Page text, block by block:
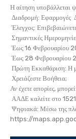
Η αίτηση υποβάλλεται ψηφιακά με
Διαδρομή: Εφαρμογές
Έλεγχος:
Σημαντικές
Έως 16 Φεβρουαρίου
Έως 28 Φεβρουαρίου
Πρώτη Εκκαθάριση: Η
Χρειάζεστε Βοήθεια;
Αν έχετε απορίες,
ΑΑΔΕ καλείτε στο
Ψηφιακά: Μέσω της
https://